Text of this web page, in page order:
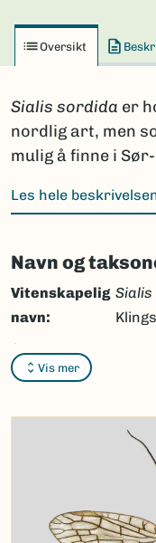
Oversikt
Sialis sordida er
nordlig art, men
mulig å finne i
Les hele
Navn og
Vis mer
Vitenskapelig
navn:
Synonymer:
Bokmål:
Nynorsk:Ingen
Nordsamisk/
Vitenskapelig navn
Takson ID:34444
Gå til Nortaxa for